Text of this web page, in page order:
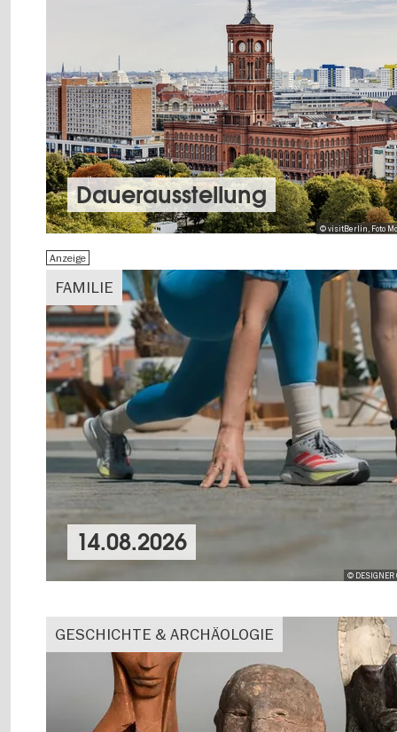
© visitBerlin, Foto
Dauer­aus­stel­lung
FAMILIE
Anzeige
© DESIGNER
14.08.2026
GESCHICHTE & ARCHÄOLOGIE